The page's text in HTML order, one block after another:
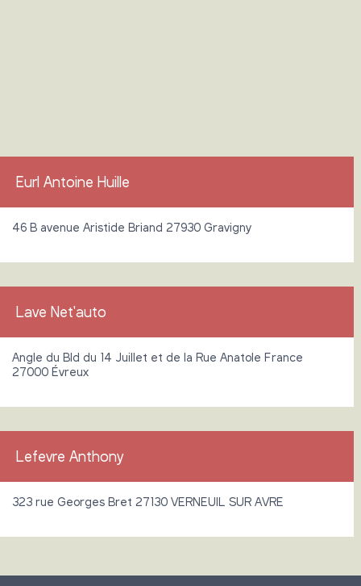
Eurl Antoine Huille
46 B avenue Aristide Briand 27930 Gravigny
Lave Net'auto
Angle du Bld du 14 Juillet et de la Rue Anatole France
27000 Évreux
Lefevre Anthony
323 rue Georges Bret 27130 VERNEUIL SUR AVRE